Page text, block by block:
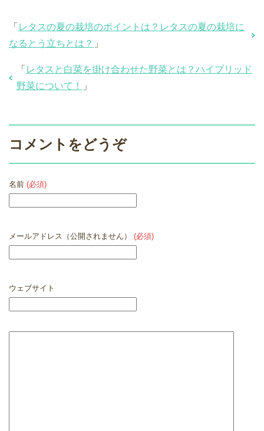
「 レタスの夏の栽培のポイントは？レタスの夏の栽培に
なるとう立ちとは？ 」
「 レタスと白菜を掛け合わせた野菜とは？ハイブリッド
野菜について！
」
コメントをどうぞ
名前 (必須)
メールアドレス（公開されません） (必須)
ウェブサイト